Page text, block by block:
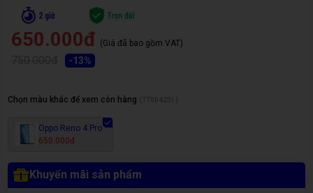
650.000đ (Giá đã bao gồm VAT)
-13%
Chọn màu khác để xem còn hàng
Oppo Reno 4 Pro
650.000đ
Khuyến mãi sản phẩm